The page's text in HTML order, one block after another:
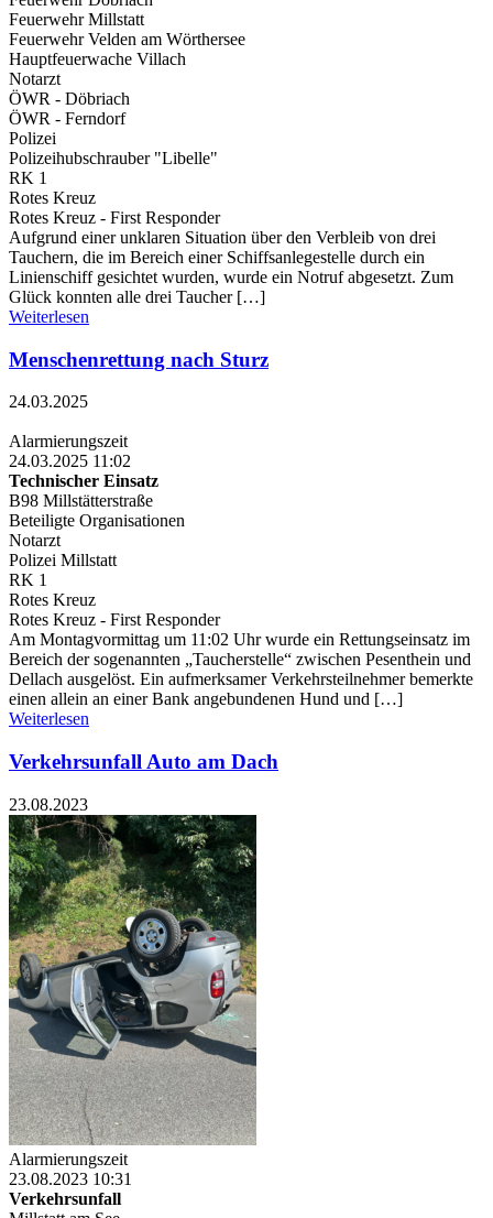
Feuerwehr Millstatt
Feuerwehr Velden am Wörthersee
Hauptfeuerwache Villach
Notarzt
ÖWR - Döbriach
ÖWR - Ferndorf
Polizei
Polizeihubschrauber "Libelle"
RK 1
Rotes Kreuz
Rotes Kreuz - First Responder
Aufgrund einer unklaren Situation über den Verbleib von drei
Tauchern, die im Bereich einer Schiffsanlegestelle durch ein
Linienschiff gesichtet wurden, wurde ein Notruf abgesetzt. Zum
Glück konnten alle drei Taucher […]
Weiterlesen
Menschenrettung nach Sturz
24.03.2025
Alarmierungszeit
24.03.2025 11:02
Technischer Einsatz
B98 Millstätterstraße
Beteiligte Organisationen
Notarzt
Polizei Millstatt
RK 1
Rotes Kreuz
Rotes Kreuz - First Responder
Am Montagvormittag um 11:02 Uhr wurde ein Rettungseinsatz im
Bereich der sogenannten „Taucherstelle“ zwischen Pesenthein und
Dellach ausgelöst. Ein aufmerksamer Verkehrsteilnehmer bemerkte
einen allein an einer Bank angebundenen Hund und […]
Weiterlesen
Verkehrsunfall Auto am Dach
23.08.2023
Alarmierungszeit
23.08.2023 10:31
Verkehrsunfall